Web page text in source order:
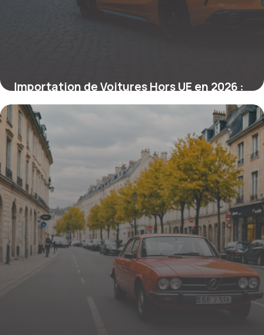
Importation de Voitures Hors UE en 2026 :
Règles et Cas Pratiques
26 mars 2026